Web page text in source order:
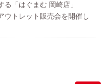
「はぐまむ 岡崎店」
ウトレット販売会を開催し